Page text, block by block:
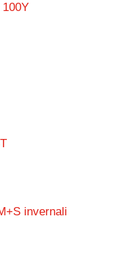
invernali